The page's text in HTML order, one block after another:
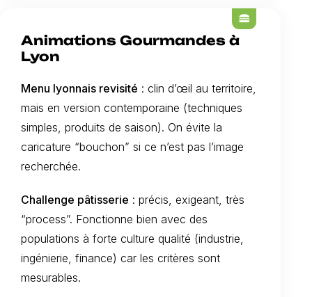
Animations Gourmandes à
Lyon
Menu lyonnais revisité : clin d’œil au territoire,
mais en version contemporaine (techniques
simples, produits de saison). On évite la
caricature “bouchon” si ce n’est pas l’image
recherchée.
Challenge pâtisserie : précis, exigeant, très
“process”. Fonctionne bien avec des
populations à forte culture qualité (industrie,
ingénierie, finance) car les critères sont
mesurables.
lunch_dining